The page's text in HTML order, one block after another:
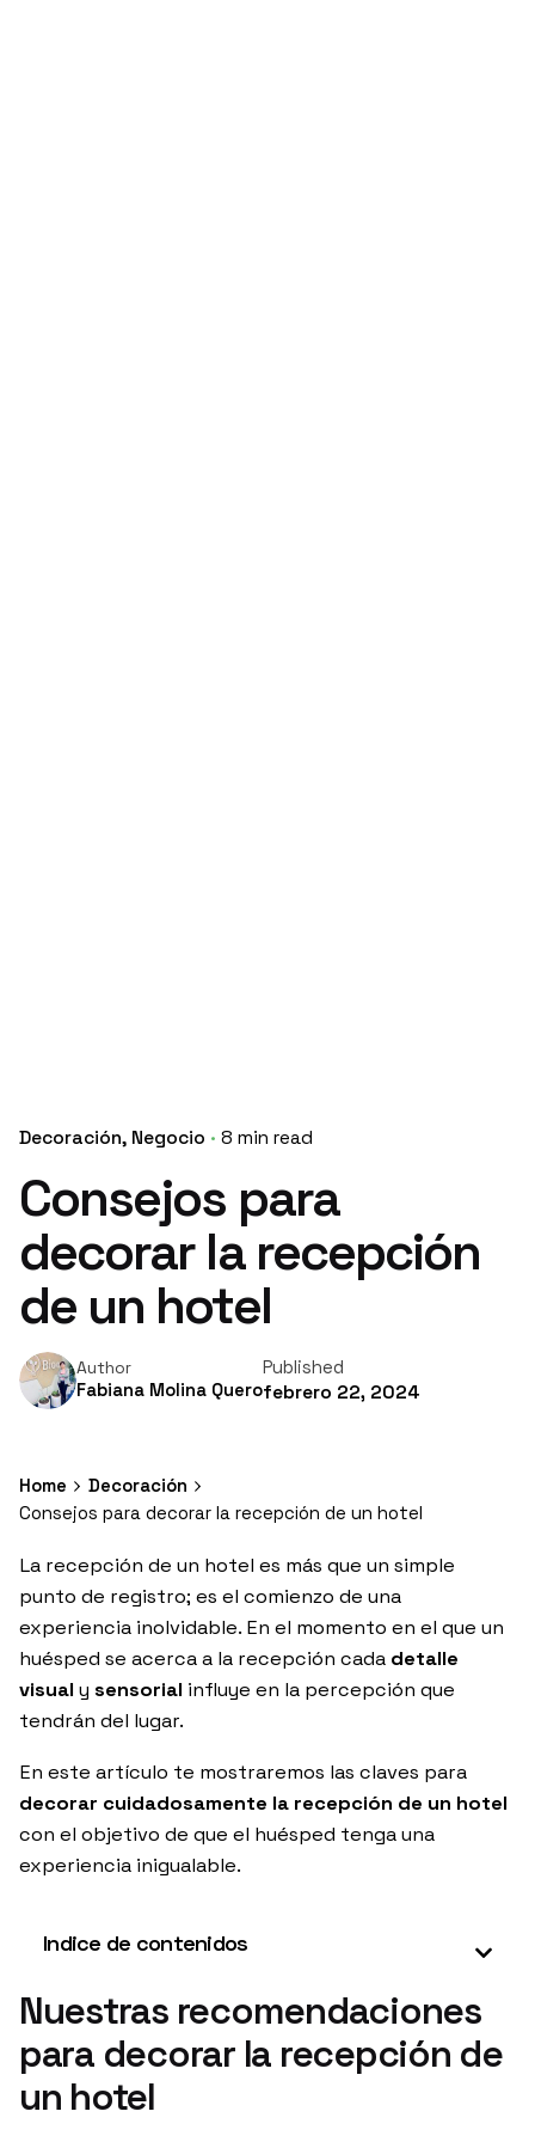
Decoración Negocio 8 min read
Consejos para
decorar la recepción
de un hotel
Author
Fabiana Molina Quero
Published
febrero 22, 2024
Home
Decoración
Consejos para decorar la recepción de un hotel
La recepción de un hotel es más que un simple
punto de registro; es el comienzo de una
experiencia inolvidable. En el momento en el que un
huésped se acerca a la recepción cada detalle
visual y sensorial influye en la percepción que
tendrán del lugar.
En este artículo te mostraremos las claves para
decorar cuidadosamente la recepción de un hotel
con el objetivo de que el huésped tenga una
experiencia inigualable.
Indice de contenidos
Nuestras recomendaciones
para decorar la recepción de
un hotel